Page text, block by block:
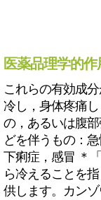
医薬品理学的
これらの有効成
冷し，身体疼痛
の，あるいは腹
どを伴うもの：
下痢症，感冒 ＊
ら冷えることを
供します。カン